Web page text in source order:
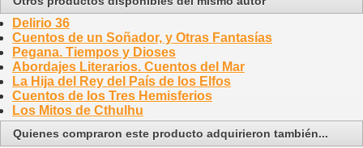
Delirio 36
Cuentos de un Soñador, y Otras Fantasías
Pegana. Tiempos y Dioses
Abordajes Literarios. Cuentos del Mar
La Hija del Rey del País de los Elfos
Cuentos de los Tres Hemisferios
Los Mitos de Cthulhu
Quienes compraron este producto adquirieron también...